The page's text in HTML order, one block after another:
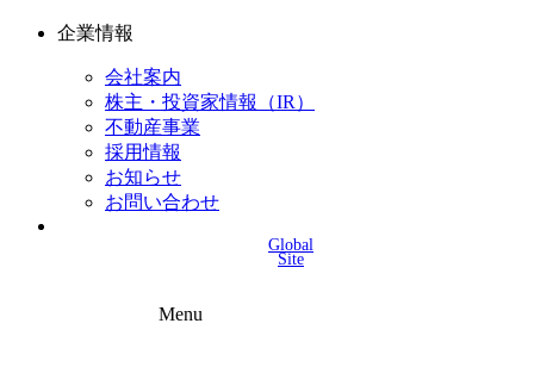
企業情報
会社案内
株主・投資家情報（IR）
不動産事業
採用情報
お知らせ
お問い合わせ
Global
Site
Menu